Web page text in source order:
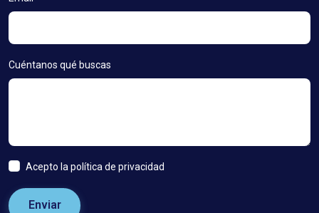
Cuéntanos qué buscas
Acepto la política de privacidad
Enviar